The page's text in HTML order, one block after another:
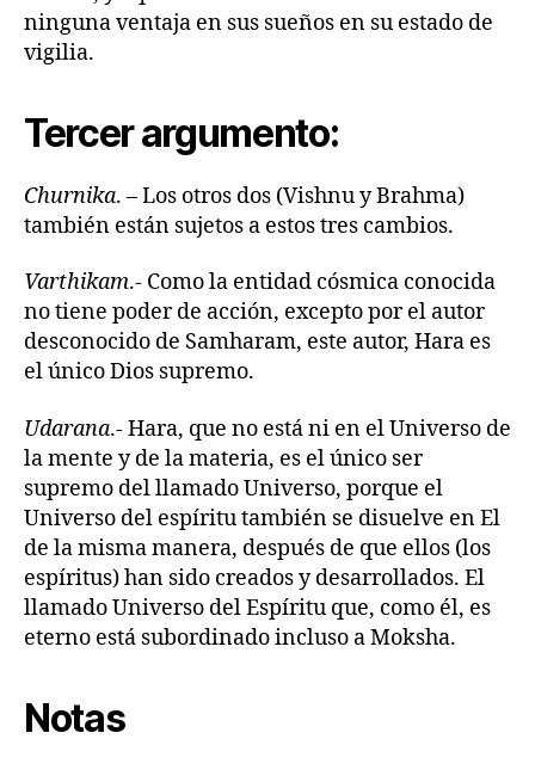
ninguna ventaja en sus sueños en su estado de
vigilia.
Tercer argumento:
Churnika. – Los otros dos (Vishnu y Brahma)
también están sujetos a estos tres cambios.
Varthikam.- Como la entidad cósmica conocida
no tiene poder de acción, excepto por el autor
desconocido de Samharam, este autor, Hara es
el único Dios supremo.
Udarana.- Hara, que no está ni en el Universo de
la mente y de la materia, es el único ser
supremo del llamado Universo, porque el
Universo del espíritu también se disuelve en El
de la misma manera, después de que ellos (los
espíritus) han sido creados y desarrollados. El
llamado Universo del Espíritu que, como él, es
eterno está subordinado incluso a Moksha.
Notas